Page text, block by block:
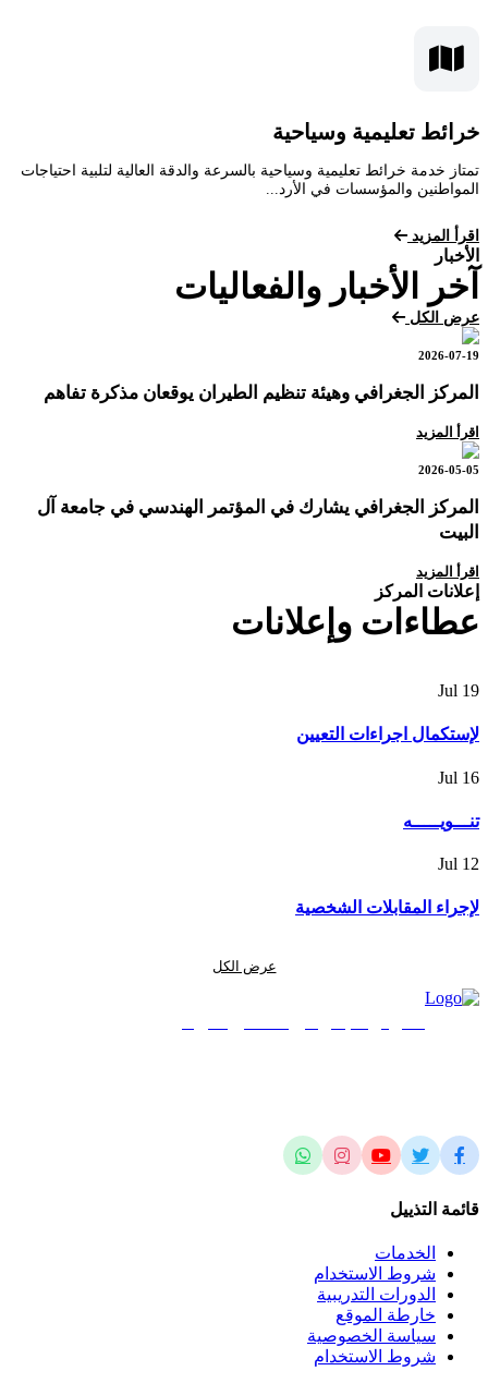
خرائط تعليمية وسياحية
تمتاز خدمة خرائط تعليمية وسياحية بالسرعة والدقة العالية لتلبية احتياجات
المواطنين والمؤسسات في الأرد...
اقرأ المزيد
الأخبار
آخر الأخبار والفعاليات
عرض الكل
2026-07-19
المركز الجغرافي وهيئة تنظيم الطيران يوقعان مذكرة تفاهم
اقرأ المزيد
2026-05-05
المركز الجغرافي يشارك في المؤتمر الهندسي في جامعة آل
البيت
اقرأ المزيد
إعلانات المركز
عطاءات وإعلانات
19
Jul
لإستكمال اجراءات التعيين
16
Jul
تنـــويـــــه
12
Jul
لإجراء المقابلات الشخصية
عرض الكل
قائمة التذييل
الخدمات
شروط الاستخدام
الدورات التدريبية
خارطة الموقع
سياسة الخصوصية
شروط الاستخدام